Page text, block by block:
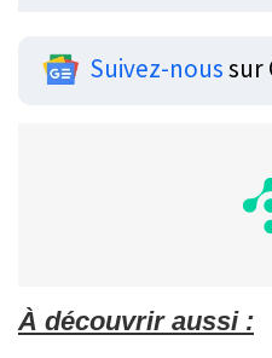
Suivez-noussur
À découvrir aussi :